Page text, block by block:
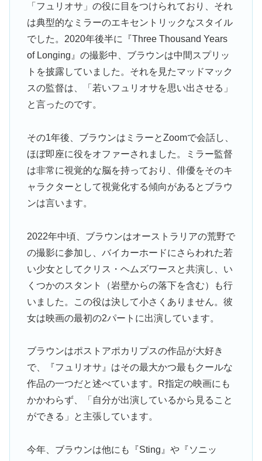
「フュリオサ」の役に目をつけられており、それ
は典型的なミラーのエキセントリックなスタイル
でした。2020年後半に『Three Thousand Years
of Longing』の撮影中、ブラウンは中間スプリッ
トを披露していました。それを見たマッドマック
スの監督は、「若いフュリオサを思い出させる」
と言ったのです。
その1年後、ブラウンはミラーとZoomで会話し、
ほぼ即座に役をオファーされました。ミラー監督
は非常に視覚的な脳を持っており、俳優をそのキ
ャラクターとして視覚化する傾向があるとブラウ
ンは言います。
2022年中頃、ブラウンはオーストラリアの荒野で
の撮影に参加し、バイカーホードにさらわれた若
い少女としてクリス・ヘムズワースと共演し、い
くつかのスタント（岩壁からの落下を含む）も行
いました。この役は決して小さくありません。彼
女は映画の最初の2パートに出演しています。
ブラウンはポストアポカリプスの作品が大好き
で、『フュリオサ』はその最大かつ最もクールな
作品の一つだと述べています。R指定の映画にも
かかわらず、「自分が出演しているから見ること
ができる」と主張しています。
今年、ブラウンは他にも『Sting』や『ソニッ